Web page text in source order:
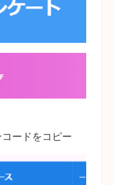
ードをコピー